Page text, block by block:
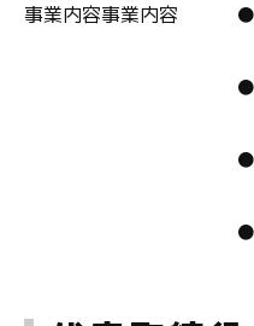
事業内容事業内容 ●
●DMOサ
●グローバ
●ママリ